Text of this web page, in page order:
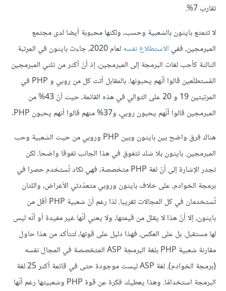
تقارب 7%.
لا تتمتع بايثون بالشعبية وحسب، ولكنها محبوبة أيضا لدى مجتمع
المبرمجين، ففي الاستطلاع نفسه
لعام 2020، جاءت بايثون في المرتبة
الثالثة كأحب لغات البرمجة إلى المبرمجين، إذ أنّ أكثر من ثلثي المبرمجين
المُستطلَعين قالوا أنّهم يحبونها. بالمقابل أتت كل من روبي و PHP في
المرتبتين 19 و 20 على التوالي في هذه القائمة، حيث أنّ 43% من
المبرمجين قالوا أنّهم يحبون روبي، و37% منهم قالوا أنهم يحبون PHP.
هناك فرق واضح بين بايثون وبين PHP وروبي من حيث الشعبية وحب
المبرمجين. بايثون بلا شك تتفوق في هذا الجانب تفوقا واضحا. لكن
تجدر الإشارة إلى أنّ لغة PHP متخصصة، فهي تكاد تُستخدم حصرا في
برمجة الخوادم، على خلاف بايثون وروبي متعدّدتي الأغراض، واللتان
تُستخدمان في كل المجالات تقريبا. لذا رغم أنّ شعبية PHP أقل من
بايثون، إلا أنّ هذا لا يقلل من قيمتها، ولا يعني أنّها غير مفيدة أو أنّه ليس
لها مستقبل. بل على العكس، فهذا دليل على قوتها، لتتأكد من هذا حاول
مقارنة شعبية PHP بلغة البرمجة ASP المتخصصة في المجال نفسه
(برمجة الخوادم). لغة ASP ليست موجودة حتى في قائمة أكثر 25 لغة
البرمجة استخدامًا. وهذا يعطيك فكرة عن قوة PHP وشعبيتها رغم أنّها